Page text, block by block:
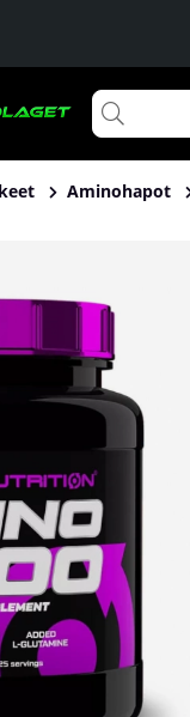
Aminohapot
500 tabs